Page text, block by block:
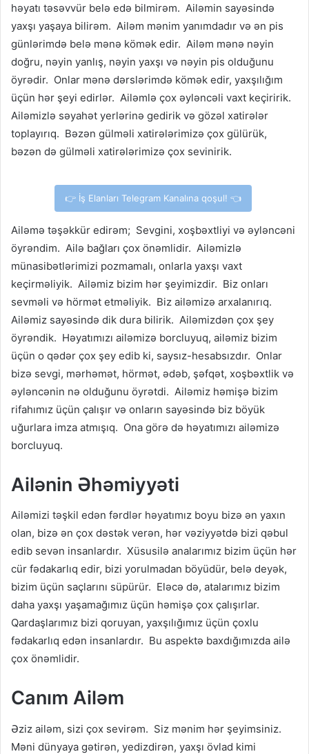
həyatı təsəvvür belə edə bilmirəm. Ailəmin sayəsində
yaxşı yaşaya bilirəm. Ailəm mənim yanımdadır və ən pis
günlərimdə belə mənə kömək edir. Ailəm mənə nəyin
doğru, nəyin yanlış, nəyin yaxşı və nəyin pis olduğunu
öyrədir. Onlar mənə dərslərimdə kömək edir, yaxşılığım
üçün hər şeyi edirlər. Ailəmlə çox əyləncəli vaxt keçiririk.
Ailəmizlə səyahət yerlərinə gedirik və gözəl xatirələr
toplayırıq. Bəzən gülməli xatirələrimizə çox gülürük,
bəzən də gülməli xatirələrimizə çox sevinirik.
👉 İş Elanları Telegram Kanalına qoşul! 👈
Ailəmə təşəkkür edirəm; Sevgini, xoşbəxtliyi və əyləncəni
öyrəndim. Ailə bağları çox önəmlidir. Ailəmizlə
münasibətlərimizi pozmamalı, onlarla yaxşı vaxt
keçirməliyik. Ailəmiz bizim hər şeyimizdir. Biz onları
sevməli və hörmət etməliyik. Biz ailəmizə arxalanırıq.
Ailəmiz sayəsində dik dura bilirik. Ailəmizdən çox şey
öyrəndik. Həyatımızı ailəmizə borcluyuq, ailəmiz bizim
üçün o qədər çox şey edib ki, saysız-hesabsızdır. Onlar
bizə sevgi, mərhəmət, hörmət, ədəb, şəfqət, xoşbəxtlik və
əyləncənin nə olduğunu öyrətdi. Ailəmiz həmişə bizim
rifahımız üçün çalışır və onların sayəsində biz böyük
uğurlara imza atmışıq. Ona görə də həyatımızı ailəmizə
borcluyuq.
Ailənin Əhəmiyyəti
Ailəmizi təşkil edən fərdlər həyatımız boyu bizə ən yaxın
olan, bizə ən çox dəstək verən, hər vəziyyətdə bizi qəbul
edib sevən insanlardır. Xüsusilə analarımız bizim üçün hər
cür fədakarlıq edir, bizi yorulmadan böyüdür, belə deyək,
bizim üçün saçlarını süpürür. Eləcə də, atalarımız bizim
daha yaxşı yaşamağımız üçün həmişə çox çalışırlar.
Qardaşlarımız bizi qoruyan, yaxşılığımız üçün çoxlu
fədakarlıq edən insanlardır. Bu aspektə baxdığımızda ailə
çox önəmlidir.
Canım Ailəm
Əziz ailəm, sizi çox sevirəm. Siz mənim hər şeyimsiniz.
Məni dünyaya gətirən, yedizdirən, yaxşı övlad kimi